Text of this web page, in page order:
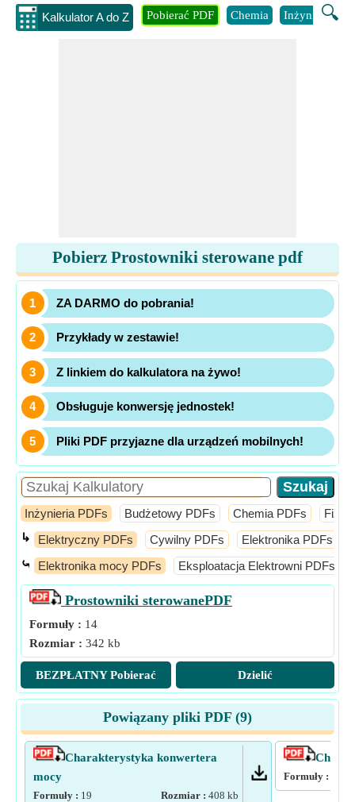
Kalkulator A do Z 🔍
Pobierać PDF Chemia Inżynieria
Pobierz Prostowniki sterowane pdf
ZA DARMO do pobrania!
Przykłady w zestawie!
Z linkiem do kalkulatora na żywo!
Obsługuje konwersję jednostek!
Pliki PDF przyjazne dla urządzeń mobilnych!
Inżynieria PDFs Budżetowy PDFs Chemia PDFs
↳ Elektryczny PDFs Cywilny PDFs Elektronika PDFs
⤿ Elektronika mocy PDFs Eksploatacja Elektrowni PDFs
Prostowniki sterowanePDF
Formuły : 14
Rozmiar : 342 kb
BEZPŁATNY Pobierać Dzielić
Powiązany pliki PDF (9)
Charakterystyka konwertera
mocy
Formuły : 19 Rozmiar : 408 kb
Formuły :